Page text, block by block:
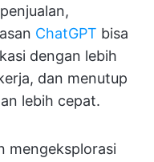
ChatGPT bisa
dengan lebih
dan menutup
lebih cepat.
mengeksplorasi